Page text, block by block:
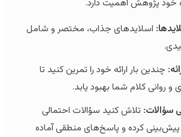
پژوهش اهمیت دارد.
اسلایدهای جذاب، مختصر و شامل
بار ارائه خود را تمرین کنید تا
کلام شما بهبود یابد.
تلاش کنید سؤالات احتمالی
کرده و پاسخ‌های منطقی آماده